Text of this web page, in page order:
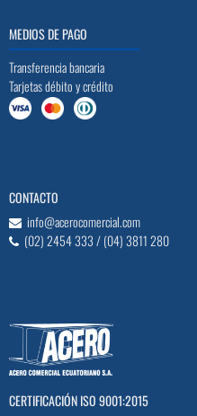
MEDIOS DE PAGO
Transferencia bancaria
Tarjetas débito y crédito
CONTACTO
info@acerocomercial.com
(02) 2454 333 / (04) 3811 280
CERTIFICACIÓN ISO 9001:2015